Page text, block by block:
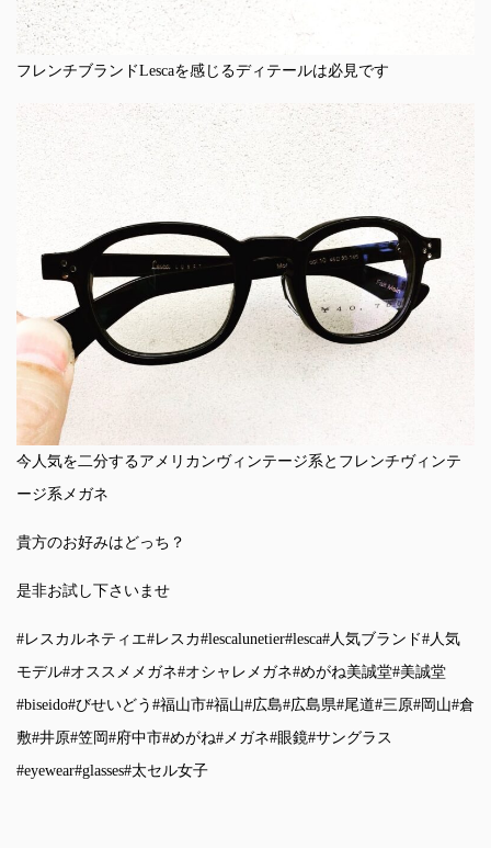
フレンチブランドLescaを感じるディテールは必見です
今人気を二分するアメリカンヴィンテージ系とフレンチヴィンテ
ージ系メガネ
貴方のお好みはどっち？
是非お試し下さいませ
#レスカルネティエ#レスカ#lescalunetier#lesca#人気ブランド#人気
モデル#オススメメガネ#オシャレメガネ#めがね美誠堂#美誠堂
#biseido#びせいどう #福山市#福山#広島#広島県#尾道#三原#岡山#倉
敷#井原#笠岡#府中市#めがね#メガネ#眼鏡#サングラス
#eyewear#glasses#太セル女子